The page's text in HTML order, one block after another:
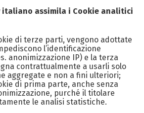
italiano assimila i Cookie analitici
di terze parti, vengono adottate
l’identificazione
anonimizzazione IP) e la terza
contrattualmente a usarli solo
aggregate e non a fini ulteriori;
di prima parte, anche senza
purché il titolare
le analisi statistiche.